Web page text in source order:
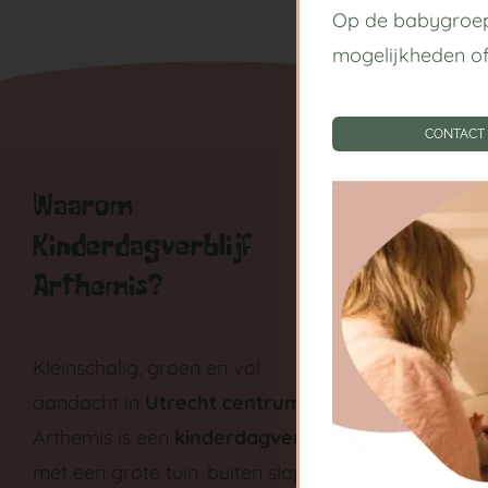
Waarom
Kinderdagverblijf
Arthemis?
Kleinschalig, groen en vol
aandacht in Utrecht centrum
Arthemis is een kinderdagverblijf
met een grote tuin, buiten slapen,
Centrum
Babygroep
Tarieven
Op de
mogelijkheden of
CONTACT